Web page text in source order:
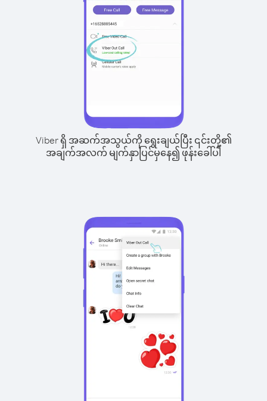
Viber ရှိ အဆက်အသွယ်ကို ရွေးချယ်ပြီး ၎င်းတို့၏
အချက်အလက် မျက်နှာပြင်မှနေ၍ ဖုန်းခေါ်ပါ